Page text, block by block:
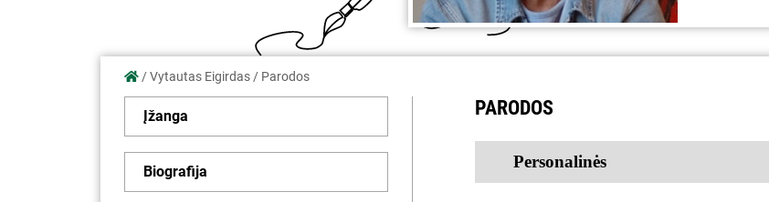
/Vytautas Eigirdas/ Parodos
Įžanga
Biografija
PARODOS
Personalinės